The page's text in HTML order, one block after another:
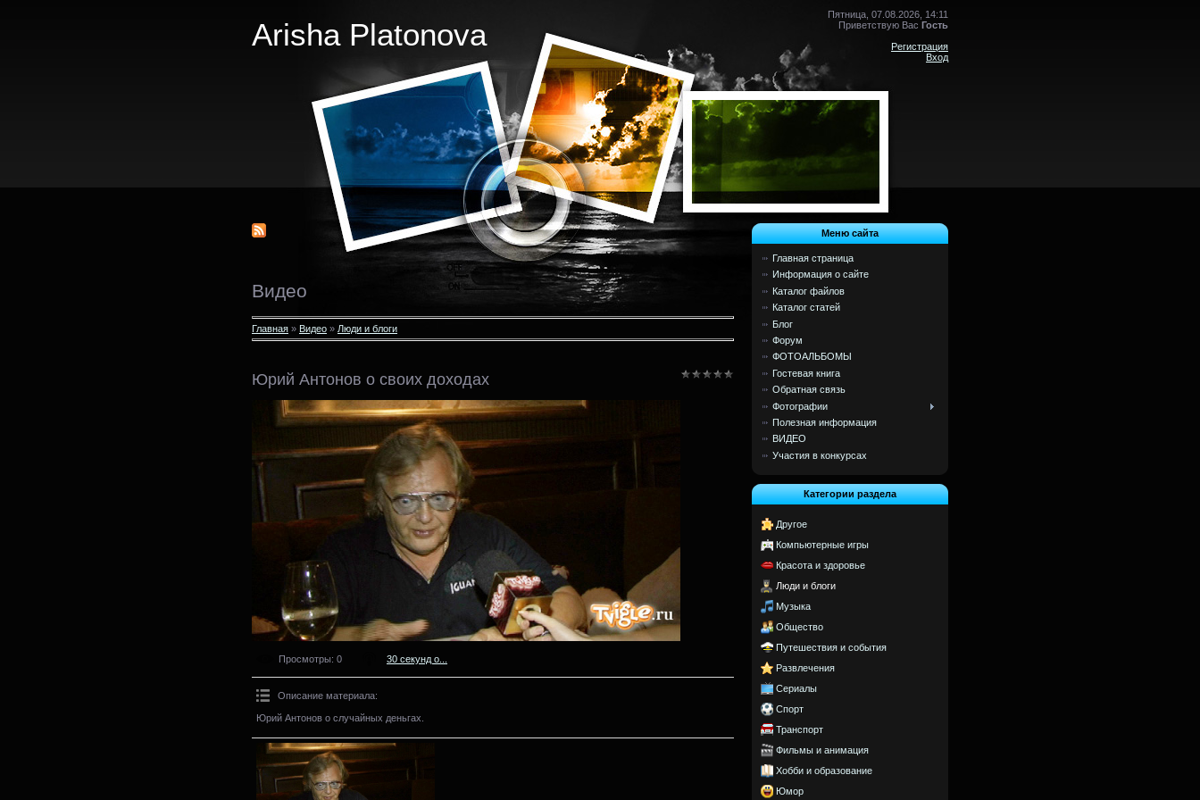
Arisha Platonova
Пятница, 07.08.2026, 14:11
Приветствую Вас Гость
Регистрация
Вход
Видео
Главная » Видео » Люди и блоги
Юрий Антонов о своих доходах
Просмотры: 0 30 секунд о...
Описание материала:
Юрий Антонов о случайных деньгах.
Меню сайта
Главная страница
Информация о сайте
Каталог файлов
Каталог статей
Блог
Форум
ФОТОАЛЬБОМЫ
Гостевая книга
Обратная связь
Фотографии
Полезная информация
ВИДЕО
Участия в конкурсах
Категории раздела
Другое
Компьютерные игры
Красота и здоровье
Люди и блоги
Музыка
Общество
Путешествия и события
Развлечения
Сериалы
Спорт
Транспорт
Фильмы и анимация
Хобби и образование
Юмор